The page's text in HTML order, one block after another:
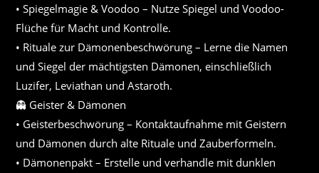
• Spiegelmagie & Voodoo – Nutze Spiegel und Voodoo-
Flüche für Macht und Kontrolle.
• Rituale zur Dämonenbeschwörung – Lerne die Namen
und Siegel der mächtigsten Dämonen, einschließlich
Luzifer, Leviathan und Astaroth.
👻 Geister & Dämonen
• Geisterbeschwörung – Kontaktaufnahme mit Geistern
und Dämonen durch alte Rituale und Zauberformeln.
• Dämonenpakt – Erstelle und verhandle mit dunklen